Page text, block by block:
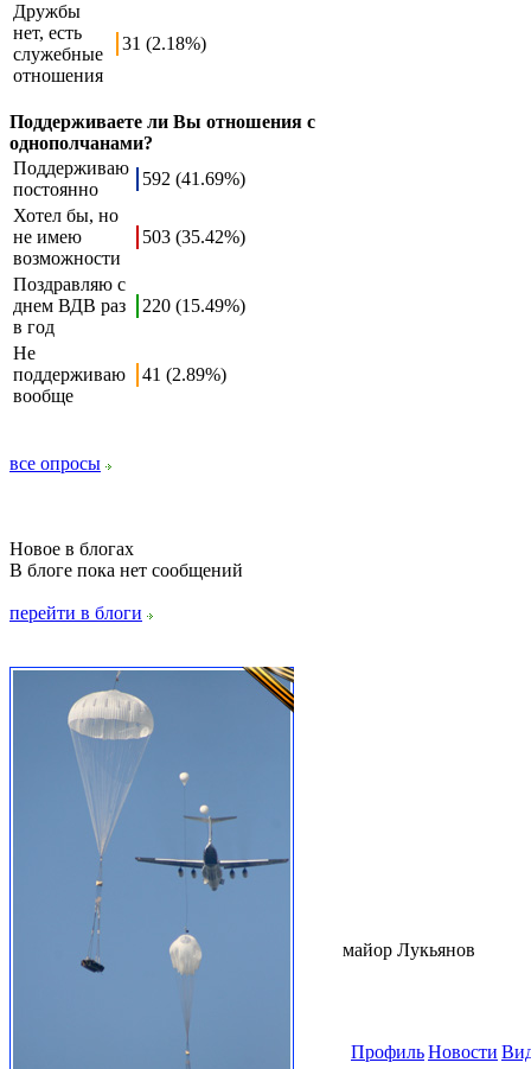
Дружбы
нет, есть
служебные
отношения
31 (2.18%)
Поддерживаете ли Вы отношения с
однополчанами?
Поддерживаю
постоянно
592 (41.69%)
Хотел бы, но
не имею
возможности
503 (35.42%)
Поздравляю с
днем ВДВ раз
в год
220 (15.49%)
Не
поддерживаю
вообще
41 (2.89%)
все опросы
Новое в блогах
В блоге пока нет сообщений
перейти в блоги
майор Лукьянов
ПрофильНовости